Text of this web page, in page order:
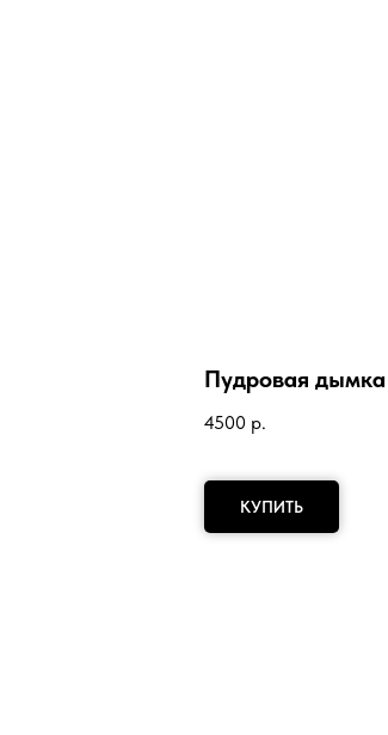
Пудровая дымка
4500 р.
КУПИТЬ